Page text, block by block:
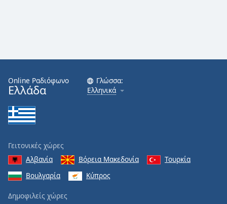
Online Ραδιόφωνο
Ελλάδα
Γλώσσα:
Ελληνικά
Γειτονικές χώρες
Αλβανία
Βόρεια Μακεδονία
Τουρκία
Βουλγαρία
Κύπρος
Δημοφιλείς χώρες